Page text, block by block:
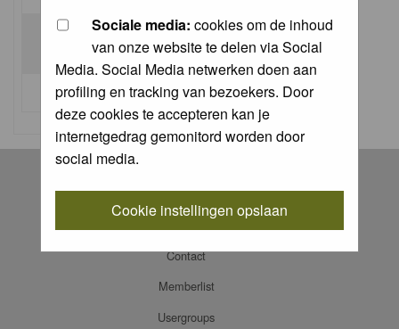
Sociale media: cookies om de inhoud
van onze website te delen via Social
Media. Social Media netwerken doen aan
profiling en tracking van bezoekers. Door
deze cookies te accepteren kan je
internetgedrag gemonitord worden door
social media.
Cookie instellingen opslaan
I forgot my password
Log in
Contact
Memberlist
Usergroups